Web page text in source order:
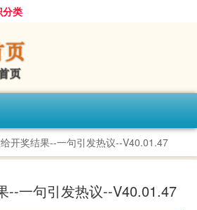
分类
开奖结果--一句引发热议--V40.01.47
--一句引发热议--V40.01.47